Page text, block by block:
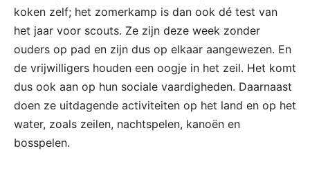
koken zelf; het zomerkamp is dan ook dé test van
het jaar voor scouts. Ze zijn deze week zonder
ouders op pad en zijn dus op elkaar aangewezen. En
de vrijwilligers houden een oogje in het zeil. Het komt
dus ook aan op hun sociale vaardigheden. Daarnaast
doen ze uitdagende activiteiten op het land en op het
water, zoals zeilen, nachtspelen, kanoën en
bosspelen.